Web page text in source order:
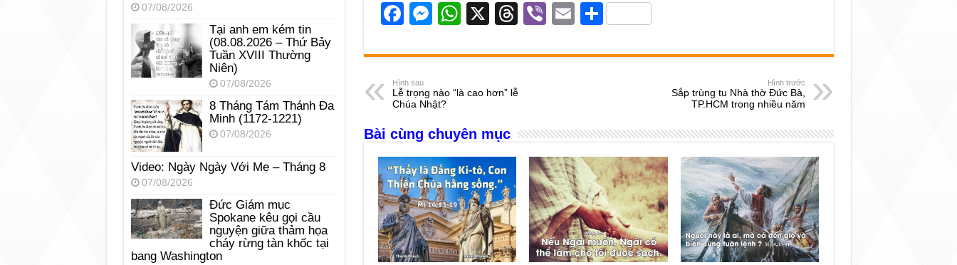
F
c
e
b
o
o
k
M
ss
n
g
er
W
at
A
p
p
X
T
e
d
s
Vi
er
E
ail
S
ar
Hình sau
Lễ trọng nào “là cao hơn” lễ
Chúa Nhật?
Hình trước
Sắp trùng tu Nhà thờ Đức Bà,
TP.HCM trong nhiều năm
Bài cùng chuyên mục
07/08/2026
Tại anh em kém tin
(08.08.2026 – Thứ Bảy
Tuần XVIII Thường
Niên)
07/08/2026
8 Tháng Tám Thánh Ða
Minh (1172-1221)
07/08/2026
Video: Ngày Ngày Với Mẹ – Tháng 8
07/08/2026
Đức Giám mục
Spokane kêu gọi cầu
nguyện giữa thảm họa
cháy rừng tàn khốc tại
bang Washington